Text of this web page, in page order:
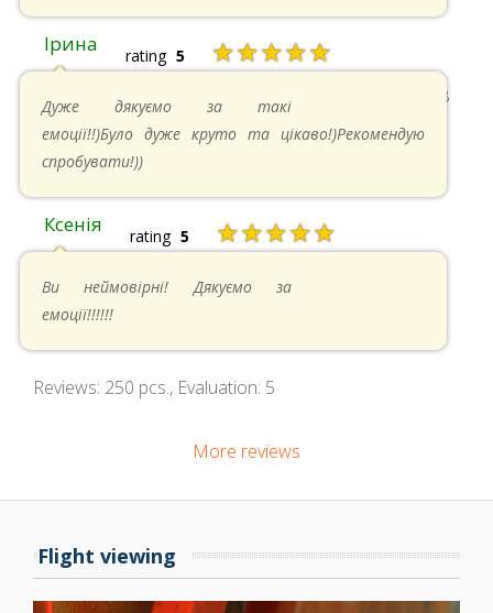
Ірина rating 5 ★★★★★
11.05.2024 в 15:48
Дуже дякуємо за такі
емоції!!)Було дуже круто та цікаво!)Рекомендую
спробувати!))
Ксенія rating 5 ★★★★★
Ви неймовірні! Дякуємо за
емоції!!!!!!
Reviews: 250 pcs., Evaluation: 5
More reviews
Flight viewing